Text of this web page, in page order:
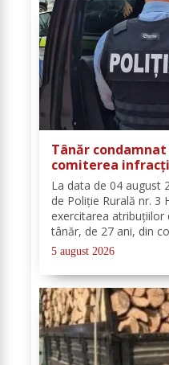
Tânăr
comiterea
și liniștii publice
La data de 04 august
de Poliție Rurală nr. 3
exercitarea atribuțiilor
tânăr, de 27 ani, din
verificărilor efectuate
faptul că pe numele...
5 august 2026